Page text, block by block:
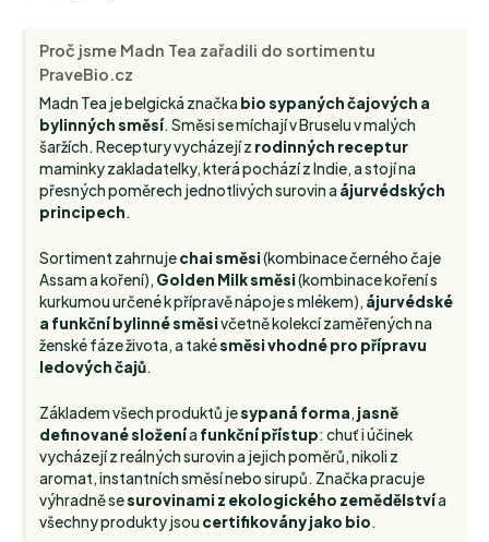
Proč jsme Madn Tea zařadili do sortimentu
PraveBio.cz
Madn Tea je belgická značka bio sypaných čajových a
bylinných směsí. Směsi se míchají v Bruselu v malých
šaržích. Receptury vycházejí z rodinných receptur
maminky zakladatelky, která pochází z Indie, a stojí na
přesných poměrech jednotlivých surovin a ájurvédských
principech.
Sortiment zahrnujechai směsi(kombinace černého čaje
Assam a koření), Golden Milk směsi(kombinace koření s
kurkumou určené k přípravě nápoje s mlékem), ájurvédské
a funkční bylinné směsivčetně kolekcí zaměřených na
ženské fáze života, a takésměsi vhodné pro přípravu
ledových čajů.
Základem všech produktů jesypaná forma, jasně
definované složenía funkční přístup: chuť i účinek
vycházejí z reálných surovin a jejich poměrů, nikoli z
aromat, instantních směsí nebo sirupů. Značka pracuje
výhradně sesurovinami z ekologického zemědělstvía
všechny produkty jsou certifikovány jako bio.